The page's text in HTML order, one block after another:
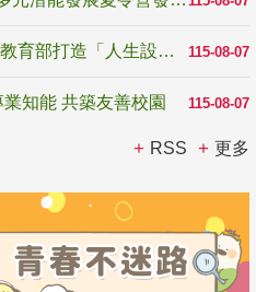
115-08-07
高齡不是終點而是夢想起點！教育部打造「人生設計夢工場」 參展第3屆高齡健康產業博覽會
115-08-07
知能 共築友善校園
RSS 更多